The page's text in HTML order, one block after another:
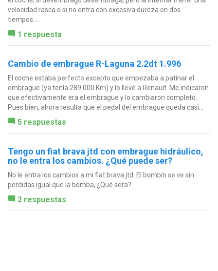
velocidad rasca o si no entra con excesiva dureza en dos
tiempos....
1 respuesta
Cambio de embrague R-Laguna 2.2dt 1.996
El coche estaba perfecto excepto que empezaba a patinar el
embrague (ya tenía 289.000 Km) y lo llevé a Renault. Me indicaron
que efectivamente era el embrague y lo cambiaron completo.
Pues bien, ahora resulta que el pedal del embrague queda casi...
5 respuestas
Tengo un fiat brava jtd con embrague hidráulico,
no le entra los cambios. ¿Qué puede ser?
No le entra los cambios a mi fiat brava jtd. El bombín se ve sin
perdidas igual que la bomba, ¿Qué sera?
2 respuestas